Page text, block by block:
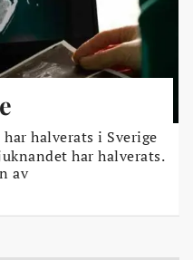
halverats i Sverige
har halverats.
av